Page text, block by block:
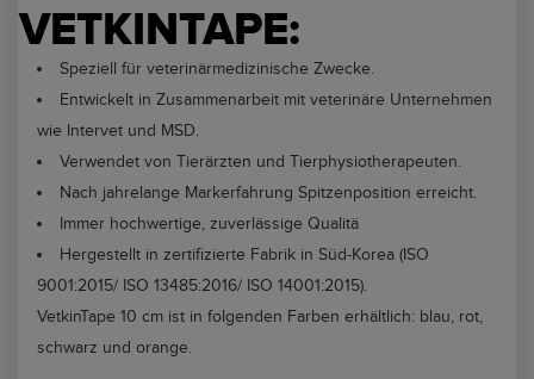
VETKINTAPE:
Speziell für veterinärmedizinische Zwecke.
Entwickelt in Zusammenarbeit mit veterinäre Unternehmen
wie Intervet und MSD.
Verwendet von Tierärzten und Tierphysiotherapeuten.
Nach jahrelange Markerfahrung Spitzenposition erreicht.
Immer hochwertige, zuverlässige Qualitä
Hergestellt in zertifizierte Fabrik in Süd-Korea (ISO
9001:2015/ ISO 13485:2016/ ISO 14001:2015).
VetkinTape 10 cm ist in folgenden Farben erhältlich: blau, rot,
schwarz und orange.